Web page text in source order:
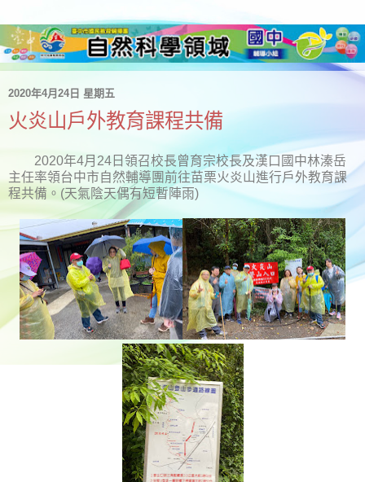
2020年4月24日 星期五
火炎山戶外教育課程共備
2020年4月24日領召校長曾育宗校長及漢口國中林溱岳
主任率領台中市自然輔導團前往苗栗火炎山進行戶外教育課
程共備。(天氣陰天偶有短暫陣雨)